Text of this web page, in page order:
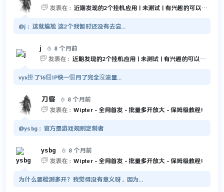
 发表在： 近期发现的2个挂机应用 | 未测试 | 有兴趣的可以尝试一下
@j：这就尴尬 这2个我暂时还没有去尝...
j 
8 个月前
 发表在： 近期发现的2个挂机应用 | 未测试 | 有兴趣的可以尝试一下
vyx掛了16個IP快一個月了完全沒流量...
刀客 
8 个月前
 发表在： Wipter - 全网首发 - 批量多开放大 - 保姆级教程!
@ysbg：官方是游戏规则定制者
ysbg 
8 个月前
 发表在： Wipter - 全网首发 - 批量多开放大 - 保姆级教程!
为什么要检测多开？我觉得没有意义呀，因为...